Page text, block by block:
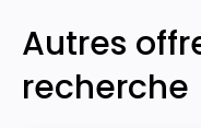
Autres
recherche